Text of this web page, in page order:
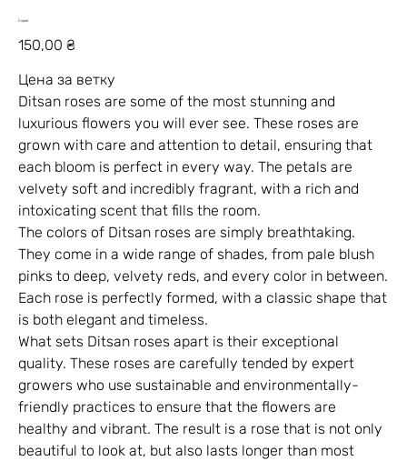
Спрей
Ціна
150,00 ₴
Цена за ветку
Ditsan roses are some of the most stunning and
luxurious flowers you will ever see. These roses are
grown with care and attention to detail, ensuring that
each bloom is perfect in every way. The petals are
velvety soft and incredibly fragrant, with a rich and
intoxicating scent that fills the room.
The colors of Ditsan roses are simply breathtaking.
They come in a wide range of shades, from pale blush
pinks to deep, velvety reds, and every color in between.
Each rose is perfectly formed, with a classic shape that
is both elegant and timeless.
What sets Ditsan roses apart is their exceptional
quality. These roses are carefully tended by expert
growers who use sustainable and environmentally-
friendly practices to ensure that the flowers are
healthy and vibrant. The result is a rose that is not only
beautiful to look at, but also lasts longer than most